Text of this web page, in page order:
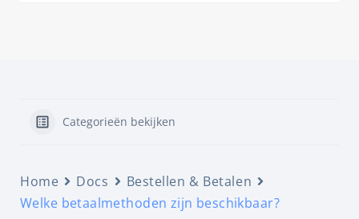
Categorieën bekijken
Home Docs
Bestellen & Betalen
Welke betaalmethoden zijn beschikbaar?